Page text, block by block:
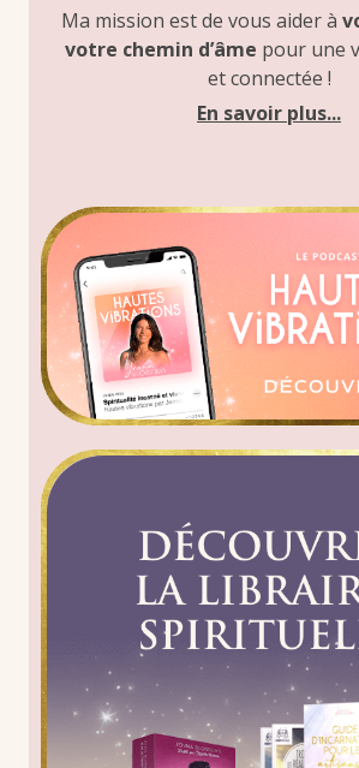
Ma mission est de vous aider à
votre chemin d’âme pour une
et connectée !
En savoir plus...